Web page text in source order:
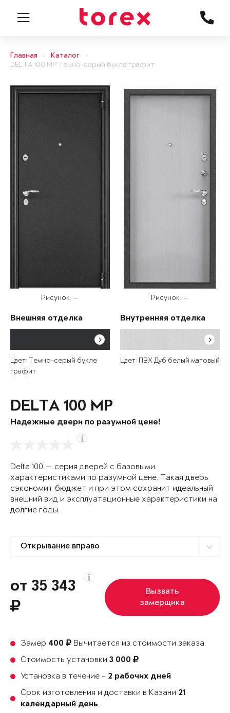
Главная
Каталог
DELTA 100 MP Темно-серый букле графит
Рисунок: —
Внешняя отделка
Цвет: Темно-серый букле
графит
Рисунок: —
Внутренняя отделка
Цвет: ПВХ Дуб белый матовый
DELTA 100 MP
Надежные двери по разумной цене!
Delta 100 — серия дверей с базовыми
характеристиками по разумной цене. Такая дверь
сэкономит бюджет и при этом сохранит идеальный
внешний вид и эксплуатационные характеристики на
долгие годы.
от 35 343
Вызвать
замерщика
Замер 400
Вычитается из стоимости заказа.
Стоимость установки 3 000
Установка в течение - 2 рабочих дней
Срок изготовления и доставки в Казани 21
календарный день.